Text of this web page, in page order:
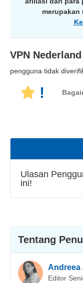
merupakan
VPN Nederland
pengguna tidak
!
Ulasan
ini!
Tentang
Andreea
Editor